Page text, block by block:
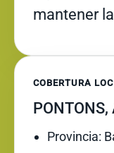
mantener
COBERTURA
PONTONS,
Provincia: